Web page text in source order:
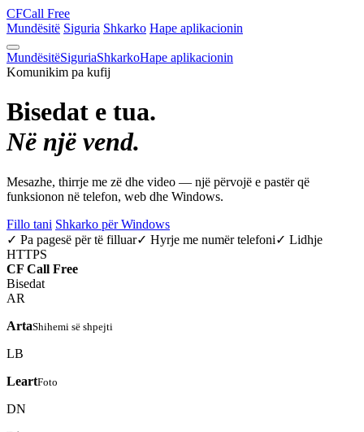
CFCall Free
Mundësitë Siguria Shkarko Hape aplikacionin
MundësitëSiguriaShkarkoHape aplikacionin
Komunikim pa kufij
Bisedat e tua.
Në një vend.
Mesazhe, thirrje me zë dhe video — një përvojë e pastër që
funksionon në telefon, web dhe Windows.
Fillo tani Shkarko për Windows
✓ Pa pagesë për të filluar✓ Hyrje me numër telefoni✓ Lidhje
HTTPS
CF Call Free
Bisedat
AR
ArtaShihemi së shpejti
LB
LeartFoto
DN